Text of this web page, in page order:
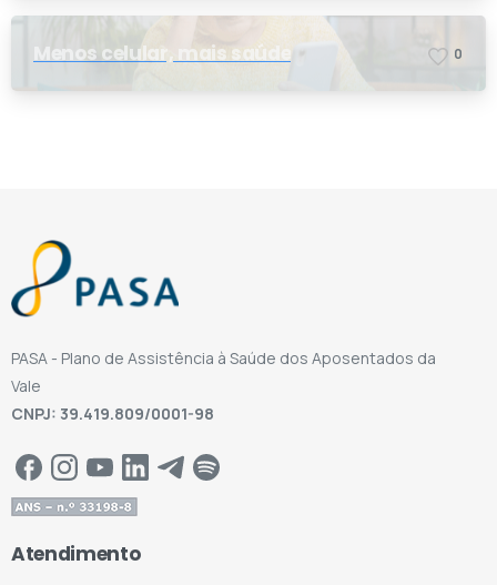
Menos celular, mais saúde 0
PASA - Plano de Assistência à Saúde dos Aposentados da
Vale
CNPJ: 39.419.809/0001-98
Atendimento